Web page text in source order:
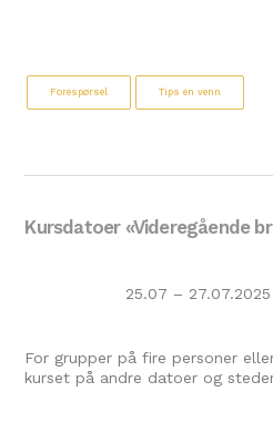
Forespørsel Tips en venn
Kursdatoer «Videregående
25.07 –
For grupper på fire personer
kurset på andre datoer og